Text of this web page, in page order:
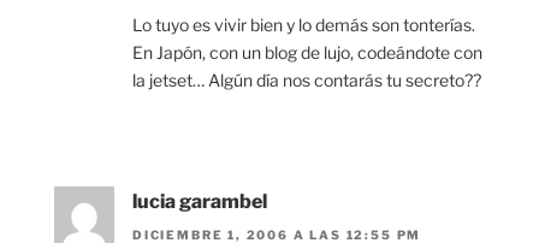
Lo tuyo es vivir bien y lo demás son tonterías.
En Japón, con un blog de lujo, codeándote con
la jetset… Algún día nos contarás tu secreto??
lucia garambel
DICIEMBRE 1, 2006 A LAS 12:55 PM